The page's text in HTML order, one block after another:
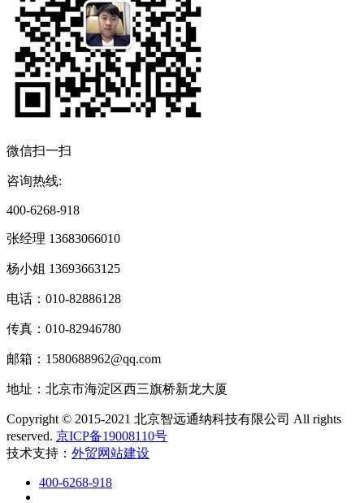
微信扫一扫
咨询热线:
400-6268-918
张经理 13683066010
杨小姐 13693663125
电话：010-82886128
传真：010-82946780
邮箱：1580688962@qq.com
地址：北京市海淀区西三旗桥新龙大厦
Copyright © 2015-2021 北京智远通纳科技有限公司 All rights
reserved. 京ICP备19008110号
技术支持： 外贸网站建设
400-6268-918